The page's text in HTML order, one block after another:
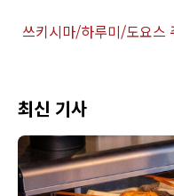
쓰키시마/하루미/도요스
최신 기사